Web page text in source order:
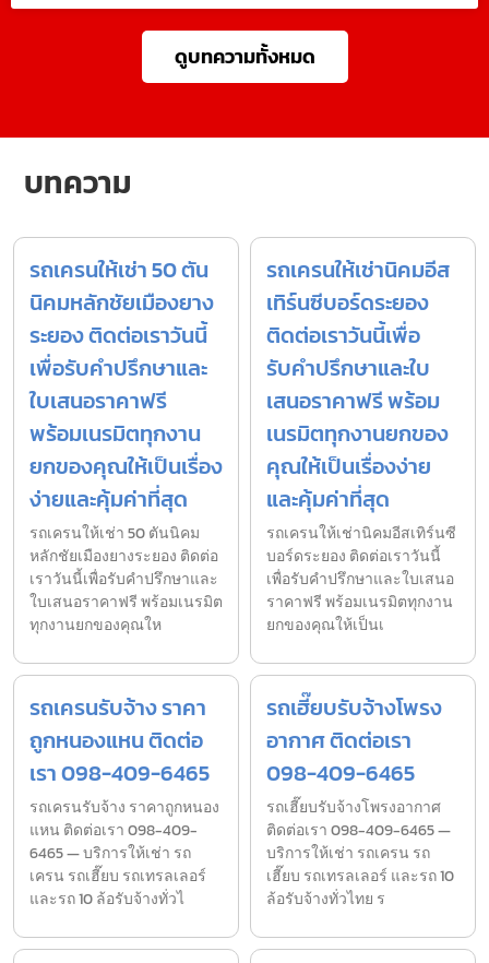
ดูบทความทั้งหมด
บทความ
รถเครนให้เช่า 50 ตัน
นิคมหลักชัยเมืองยาง
ระยอง ติดต่อเราวันนี้
เพื่อรับคำปรึกษาและ
ใบเสนอราคาฟรี
พร้อมเนรมิตทุกงาน
ยกของคุณให้เป็นเรื่อง
ง่ายและคุ้มค่าที่สุด
รถเครนให้เช่า 50 ตันนิคม
หลักชัยเมืองยางระยอง ติดต่อ
เราวันนี้เพื่อรับคำปรึกษาและ
ใบเสนอราคาฟรี พร้อมเนรมิต
ทุกงานยกของคุณให
รถเครนให้เช่านิคมอีส
เทิร์นซีบอร์ดระยอง
ติดต่อเราวันนี้เพื่อ
รับคำปรึกษาและใบ
เสนอราคาฟรี พร้อม
เนรมิตทุกงานยกของ
คุณให้เป็นเรื่องง่าย
และคุ้มค่าที่สุด
รถเครนให้เช่านิคมอีสเทิร์นซี
บอร์ดระยอง ติดต่อเราวันนี้
เพื่อรับคำปรึกษาและใบเสนอ
ราคาฟรี พร้อมเนรมิตทุกงาน
ยกของคุณให้เป็นเ
รถเครนรับจ้าง ราคา
ถูกหนองแหน ติดต่อ
เรา 098-409-6465
รถเครนรับจ้าง ราคาถูกหนอง
แหน ติดต่อเรา 098-409-
6465 — บริการให้เช่า รถ
เครน รถเฮี๊ยบ รถเทรลเลอร์
และรถ 10 ล้อรับจ้างทั่วไ
รถเฮี๊ยบรับจ้างโพรง
อากาศ ติดต่อเรา
098-409-6465
รถเฮี๊ยบรับจ้างโพรงอากาศ
ติดต่อเรา 098-409-6465 —
บริการให้เช่า รถเครน รถ
เฮี๊ยบ รถเทรลเลอร์ และรถ 10
ล้อรับจ้างทั่วไทย ร